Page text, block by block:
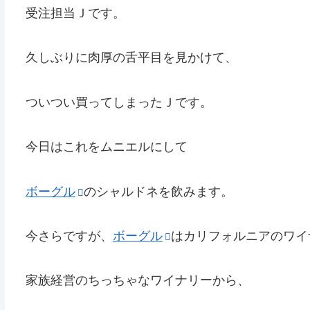
受注担当Ｊです。
久しぶりに肉厚の舌平目を見かけて、
ついつい買ってしまったＪです。
今日はこれをムニエルにして
ボーグル のシャルドネを飲みます。
今さらですが、 ボーグル はカリフォルニアのワ
家族経営のちっちゃなワイナリーから、